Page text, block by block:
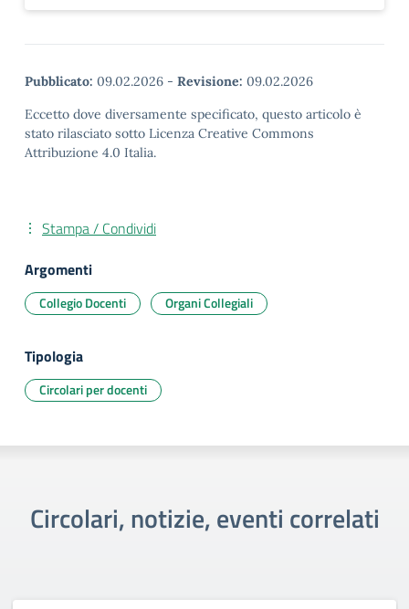
Pubblicato: 09.02.2026 - Revisione: 09.02.2026
Eccetto dove diversamente specificato, questo articolo è
stato rilasciato sotto Licenza Creative Commons
Attribuzione 4.0 Italia.
Stampa / Condividi
Argomenti
Collegio Docenti Organi Collegiali
Tipologia
Circolari per docenti
Circolari, notizie, eventi correlati